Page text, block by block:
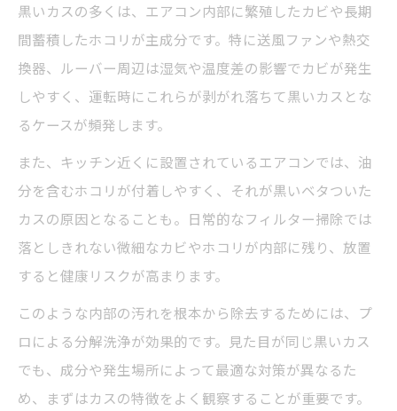
線
粉状か塊状かで異なるエアコンクリーニン
グ対策
自分で行うエアコンクリーニングの注意点
本手順
黒いカス掃除で失敗しないための安全対策
フィルターや吹き出し口の黒いカス安全掃
黒いカスの多くは、エアコン内部に繁殖したカビや長期
間蓄積したホコリが主成分です。特に送風ファンや熱交
換器、ルーバー周辺は湿気や温度差の影響でカビが発生
しやすく、運転時にこれらが剥がれ落ちて黒いカスとな
るケースが頻発します。
また、キッチン近くに設置されているエアコンでは、油
分を含むホコリが付着しやすく、それが黒いベタついた
カスの原因となることも。日常的なフィルター掃除では
落としきれない微細なカビやホコリが内部に残り、放置
すると健康リスクが高まります。
このような内部の汚れを根本から除去するためには、プ
ロによる分解洗浄が効果的です。見た目が同じ黒いカス
でも、成分や発生場所によって最適な対策が異なるた
め、まずはカスの特徴をよく観察することが重要です。